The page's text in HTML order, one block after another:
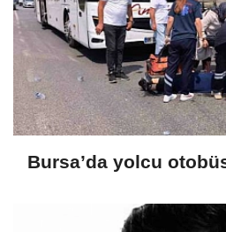
Bursa’da yolcu